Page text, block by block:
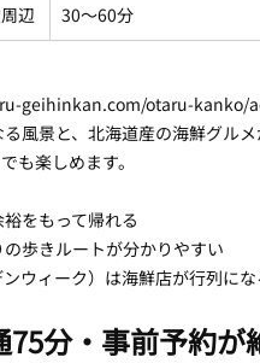
辺 30〜60分
geihinkan.com/otaru-kanko/
風景と、北海道産の海鮮グル
も楽しめます。
をもって帰れる
歩きルートが分かりやすい
ウィーク）は海鮮店が行列に
分・事前予約が